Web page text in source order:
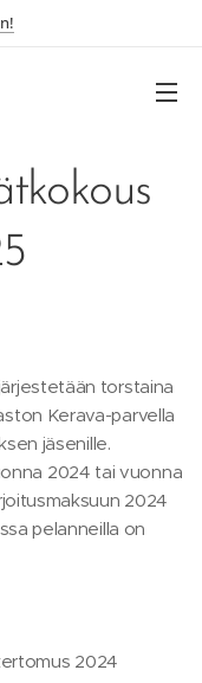
torstaina
Kerava-parvella
jäsenille.
2024 tai vuonna
2024
pelanneilla on
2024